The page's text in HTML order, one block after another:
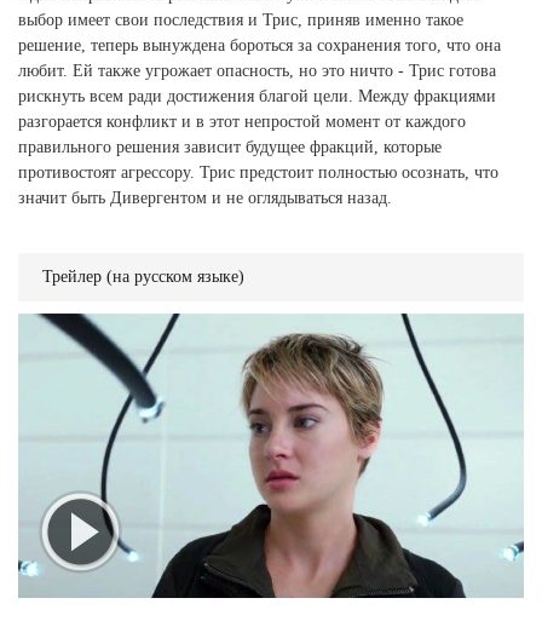
выбор имеет свои последствия и Трис, приняв именно такое
решение, теперь вынуждена бороться за сохранения того, что она
любит. Ей также угрожает опасность, но это ничто - Трис готова
рискнуть всем ради достижения благой цели. Между фракциями
разгорается конфликт и в этот непростой момент от каждого
правильного решения зависит будущее фракций, которые
противостоят агрессору. Трис предстоит полностью осознать, что
значит быть Дивергентом и не оглядываться назад.
Трейлер (на русском языке)